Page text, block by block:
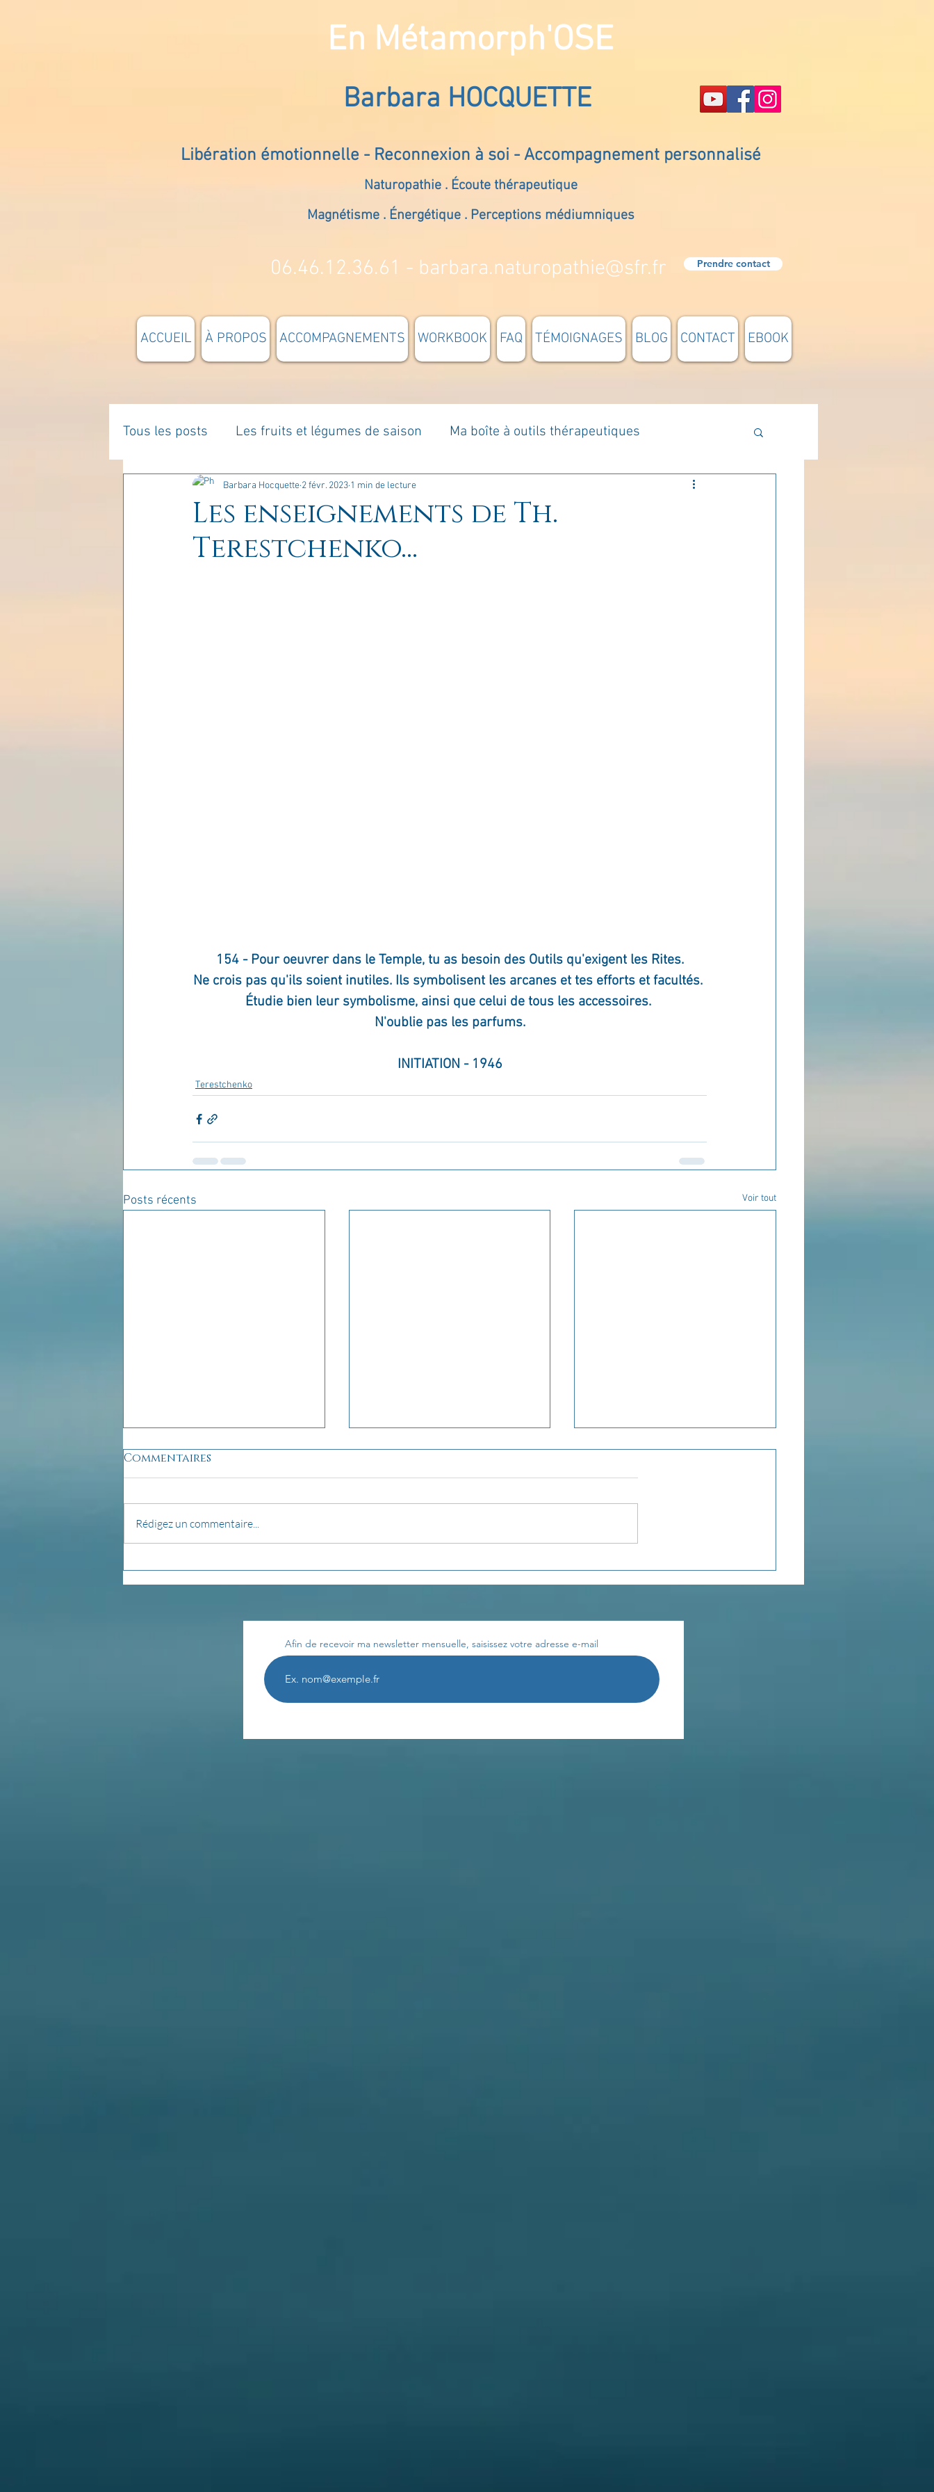
En Métamorph'OSE
Barbara HOCQUETTE
Libération émotionnelle - Reconnexion à soi - Accompagnement personnalisé
Naturopathie . Écoute thérapeutique
Magnétisme . Énergétique . Perceptions médiumniques
06.46.12.36.61 - barbara.naturopathie@sfr.fr Prendre contact
ACCUEIL À PROPOS ACCOMPAGNEMENTS WORKBOOK FAQ TÉMOIGNAGES BLOG CONTACT EBOOK
Tous les posts Les fruits et légumes de saison Ma boîte à outils thérapeutiques
La parentalité De vous à moi... Rome : voyage Méthodologie
Enseignements Pensées du jour Croyances et idées reçues
Les enseignements de Th.
Terestchenko...
Barbara Hocquette 2 févr. 2023 1 min de lecture
154 - Pour oeuvrer dans le Temple, tu as besoin des Outils qu'exigent les Rites.
Ne crois pas qu'ils soient inutiles. Ils symbolisent les arcanes et tes efforts et facultés.
Étudie bien leur symbolisme, ainsi que celui de tous les accessoires.
N'oublie pas les parfums.
INITIATION - 1946
Terestchenko
Posts récents Voir tout
Th. Terestchenko...
Th. Terestchenko...
Th. Terestchenko...
Commentaires
Rédigez un commentaire...
Afin de recevoir ma newsletter mensuelle, saisissez votre adresse e-mail